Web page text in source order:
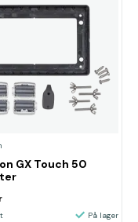
GX Touch 50
På lager